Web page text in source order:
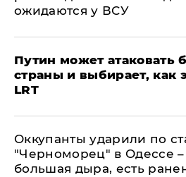
ожидаются у ВСУ
Путин может атаковать
страны и выбирает, как
LRT
Оккупанты ударили по
"Черноморец" в Одессе
большая дыра, есть